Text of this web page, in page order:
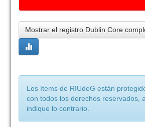
Mostrar el registro Dublin Core
Los ítems de RIUdeG están
con todos los derechos reservados,
indique lo contrario.